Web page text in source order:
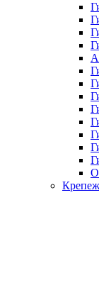
Крепеж